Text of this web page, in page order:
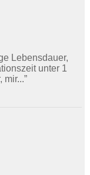
Lebensdauer,
unter 1